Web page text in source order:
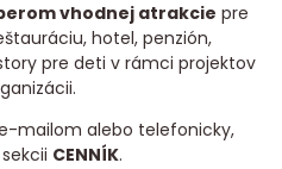
vhodnej atrakcie pre
hotel, penzión,
pre deti v rámci projektov
mailom alebo telefonicky,
CENNÍK.